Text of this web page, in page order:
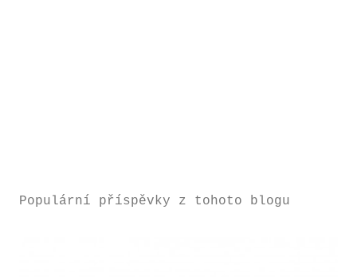
Populární příspěvky z tohoto blogu